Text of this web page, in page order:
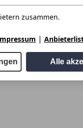
zusammen.
|
Alle
COUPE KLIMA